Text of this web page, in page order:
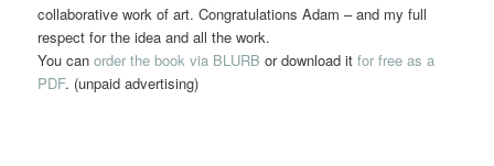
collaborative work of art. Congratulations Adam – and my full
respect for the idea and all the work.
You canorder the book via BLURB or download itfor free as a
PDF. (unpaid advertising)